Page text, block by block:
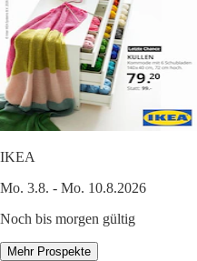
IKEA
Mo. 3.8. - Mo. 10.8.2026
Noch bis morgen gültig
Mehr Prospekte